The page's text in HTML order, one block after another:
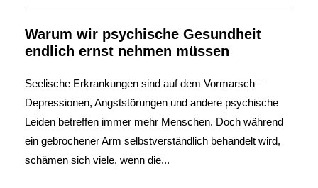
Warum wir psychische Gesundheit
endlich ernst nehmen müssen
Seelische Erkrankungen sind auf dem Vormarsch –
Depressionen, Angststörungen und andere psychische
Leiden betreffen immer mehr Menschen. Doch während
ein gebrochener Arm selbstverständlich behandelt wird,
schämen sich viele, wenn die...